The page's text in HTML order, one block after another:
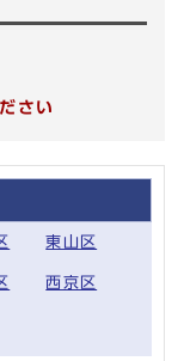
さい
東山区
西京区